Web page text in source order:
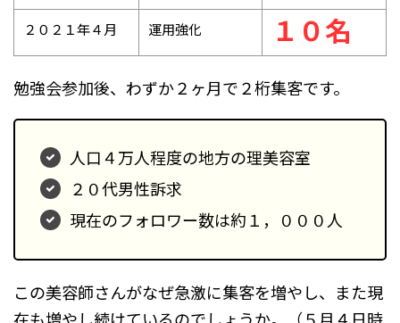
２０２１年４月 運用強化 １０名
勉強会参加後、わずか２ヶ月で２桁集客です。
人口４万人程度の地方の理美容室
２０代男性訴求
現在のフォロワー数は約１，０００人
この美容師さんがなぜ急激に集客を増やし、また現